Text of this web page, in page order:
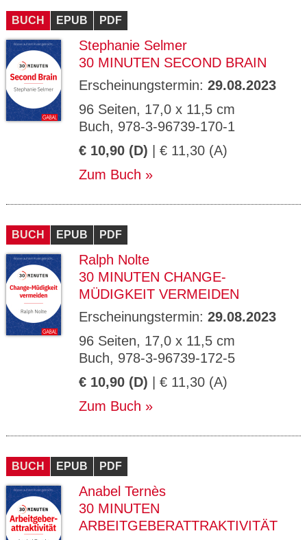
BUCH EPUB PDF
Stephanie Selmer
30 MINUTEN SECOND BRAIN
Erscheinungstermin: 29.08.2023
96 Seiten, 17,0 x 11,5 cm
Buch, 978-3-96739-170-1
€ 10,90 (D) | € 11,30 (A)
Zum Buch
BUCH EPUB PDF
Ralph Nolte
30 MINUTEN CHANGE-
MÜDIGKEIT VERMEIDEN
Erscheinungstermin: 29.08.2023
96 Seiten, 17,0 x 11,5 cm
Buch, 978-3-96739-172-5
€ 10,90 (D) | € 11,30 (A)
Zum Buch
BUCH EPUB PDF
Anabel Ternès
30 MINUTEN
ARBEITGEBERATTRAKTIVITÄT